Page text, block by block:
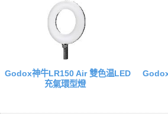
Godox神牛LR150 Air 雙色温LED
充氣環型燈